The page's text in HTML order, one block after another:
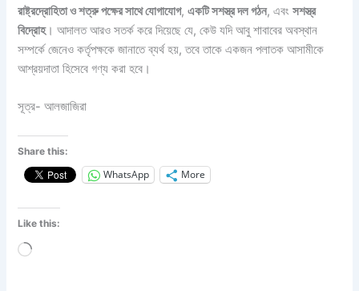
রাষ্ট্রদ্রোহিতা ও শত্রু পক্ষের সাথে যোগাযোগ,একটি সশস্ত্র দল গঠন, এবংসশস্ত্র
বিদ্রোহ। আদালত আরও সতর্ক করে দিয়েছে যে, কেউ যদি আবু শাবাবের অবস্থান
সম্পর্কে জেনেও কর্তৃপক্ষকে জানাতে ব্যর্থ হয়, তবে তাকে একজন পলাতক আসামীকে
আশ্রয়দাতা হিসেবে গণ্য করা হবে।
সূত্র- আলজাজিরা
Share this:
WhatsApp More
Like this:
Loading…